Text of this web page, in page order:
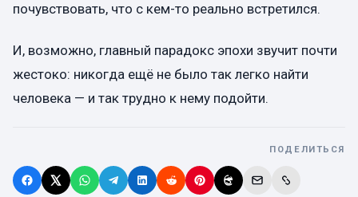
почувствовать, что с кем-то реально встретился.
И, возможно, главный парадокс эпохи звучит почти
жестоко: никогда ещё не было так легко найти
человека — и так трудно к нему подойти.
ПОДЕЛИТЬСЯ